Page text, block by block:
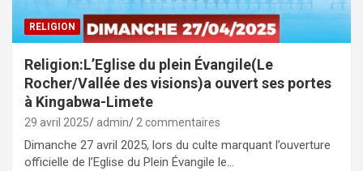
RELIGION
Religion:L’Eglise du plein Évangile(Le
Rocher/Vallée des visions)a ouvert ses portes
à Kingabwa-Limete
29 avril 2025 admin 2 commentaires
Dimanche 27 avril 2025, lors du culte marquant l’ouverture
officielle de l’Eglise du Plein Évangile le…